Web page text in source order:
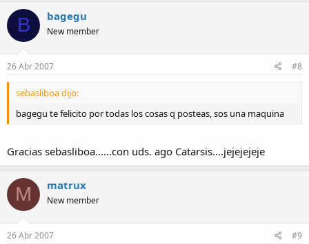
B bagegu
New member
26 Abr 2007 #8
sebasliboa dijo:
bagegu te felicito por todas los cosas q posteas, sos una maquina
Gracias sebasliboa......con uds. ago Catarsis....jejejejeje
M matrux
New member
26 Abr 2007 #9